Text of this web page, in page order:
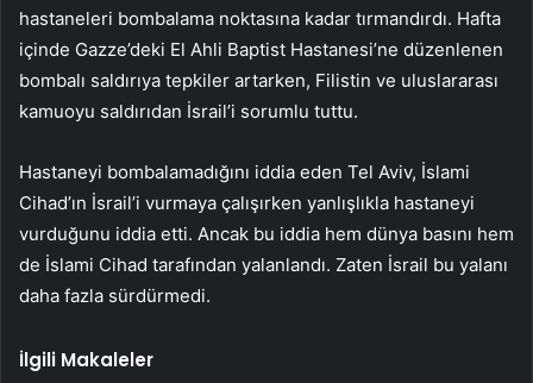
hastaneleri bombalama noktasına kadar tırmandırdı. Hafta
içinde Gazze’deki El Ahli Baptist Hastanesi’ne düzenlenen
bombalı saldırıya tepkiler artarken, Filistin ve uluslararası
kamuoyu saldırıdan İsrail’i sorumlu tuttu.
Hastaneyi bombalamadığını iddia eden Tel Aviv, İslami
Cihad’ın İsrail’i vurmaya çalışırken yanlışlıkla hastaneyi
vurduğunu iddia etti. Ancak bu iddia hem dünya basını hem
de İslami Cihad tarafından yalanlandı. Zaten İsrail bu yalanı
daha fazla sürdürmedi.
İlgili Makaleler